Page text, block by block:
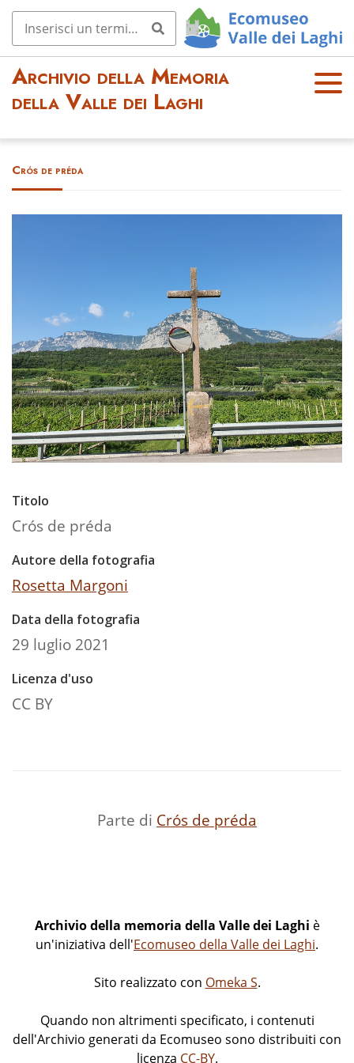
Archivio della Memoria
della Valle dei Laghi
OPE
Crós de préda
Titolo
Crós de préda
Autore della fotografia
Rosetta Margoni
Data della fotografia
29 luglio 2021
Licenza d'uso
CC BY
Parte di Crós de préda
Archivio della memoria della Valle dei Laghi è
un'iniziativa dell'Ecomuseo della Valle dei Laghi.
Sito realizzato con Omeka S.
Quando non altrimenti specificato, i contenuti
dell'Archivio generati da Ecomuseo sono distribuiti con
licenza CC-BY.